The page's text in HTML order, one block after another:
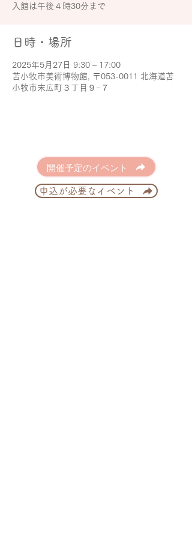
入館は午後４時30分まで
日時・場所
2025年5月27日 9:30 – 17:00
苫小牧市美術博物館, 〒053-0011 北海道苫
小牧市末広町３丁目９−７
開催予定のイベント
申込が必要なイベント